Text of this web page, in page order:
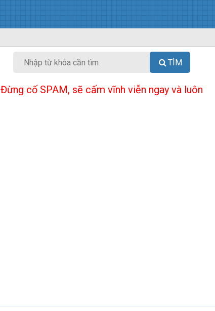
TÌM
Đừng cố SPAM, sẽ cấm vĩnh viễn ngay và luôn